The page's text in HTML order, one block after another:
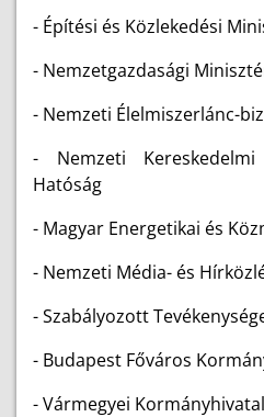
- Építési és Közlekedési
- Nemzetgazdasági
- Nemzeti Élelmiszerlánc-
- Nemzeti Kereskedelmi
Hatóság
- Magyar Energetikai és
- Nemzeti Média- és
- Szabályozott
- Budapest Főváros
- Vármegyei